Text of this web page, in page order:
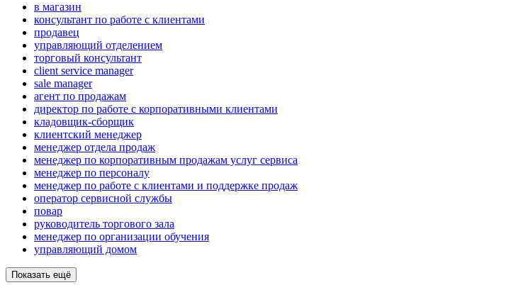
в магазин
консультант по работе с клиентами
продавец
управляющий отделением
торговый консультант
client service manager
sale manager
агент по продажам
директор по работе с корпоративными клиентами
кладовщик-сборщик
клиентский менеджер
менеджер отдела продаж
менеджер по корпоративным продажам услуг сервиса
менеджер по персоналу
менеджер по работе с клиентами и поддержке продаж
оператор сервисной службы
повар
руководитель торгового зала
менеджер по организации обучения
управляющий домом
Показать ещё